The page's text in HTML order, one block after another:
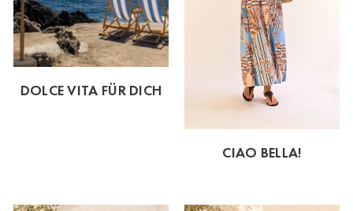
DOLCE VITA FÜR DICH
CIAO BELLA!